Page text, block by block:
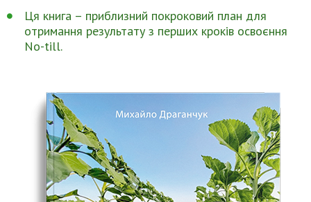
Ця книга – приблизний покроковий план для
отримання результату з перших кроків освоєння
No-till.